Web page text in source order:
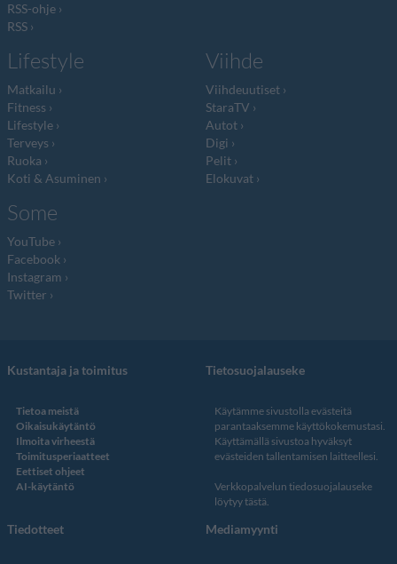
RSS-ohje
RSS
Lifestyle
Matkailu
Fitness
Lifestyle
Terveys
Ruoka
Koti & Asuminen
Viihde
Viihdeuutiset
StaraTV
Autot
Digi
Pelit
Elokuvat
Some
YouTube
Facebook
Instagram
Twitter
Kustantaja ja toimitus
Tietoa meistä
Oikaisukäytäntö
Ilmoita virheestä
Toimitusperiaatteet
Eettiset ohjeet
AI-käytäntö
Tietosuojalauseke
Käytämme sivustolla evästeitä
parantaaksemme käyttökokemustasi.
Käyttämällä sivustoa hyväksyt
evästeiden tallentamisen laitteellesi.
Verkkopalvelun tiedosuojalauseke
löytyy tästä.
Tiedotteet Mediamyynti